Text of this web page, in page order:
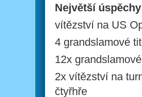
Největší
vítězství na US
4 grandslamové
12x
2x vítězství na
čtyřhře